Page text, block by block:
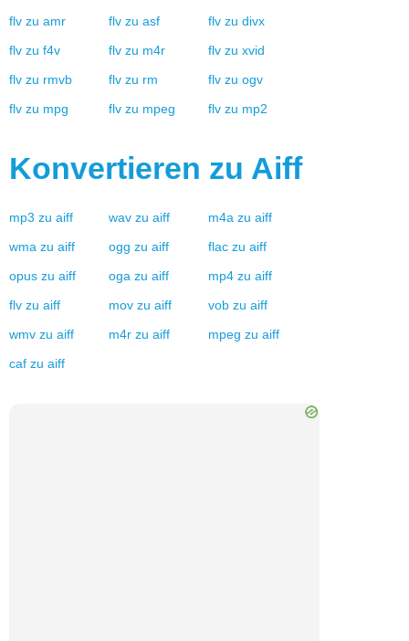
flv zu amr flv zu asf flv zu divx
flv zu f4v flv zu m4r flv zu xvid
flv zu rmvb flv zu rm flv zu ogv
flv zu mpg flv zu mpeg flv zu mp2
Konvertieren zu Aiff
mp3 zu aiff wav zu aiff m4a zu aiff
wma zu aiff ogg zu aiff flac zu aiff
opus zu aiff oga zu aiff mp4 zu aiff
flv zu aiff mov zu aiff vob zu aiff
wmv zu aiff m4r zu aiff mpeg zu aiff
caf zu aiff